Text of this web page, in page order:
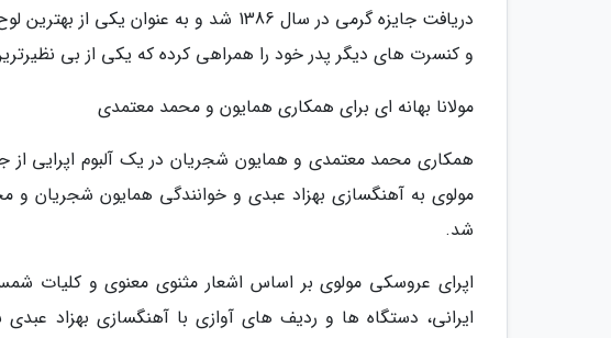
دریافت جایزه گرمی در سال 1386 شد و به
و کنسرت های دیگر پدر خود را همراهی کرده که یکی از بی
مولانا بهانه ای برای همکاری همایون و محمد معتمدی
همکاری محمد معتمدی و همایون شجریان در یک آلبوم اپرایی
مولوی به آهنگسازی بهزاد عبدی و خوانندگی همایون شجریان
شد.
اپرای عروسکی مولوی بر اساس اشعار مثنوی معنوی و
ایرانی، دستگاه ها و ردیف های آوازی با آهنگسازی بهزاد